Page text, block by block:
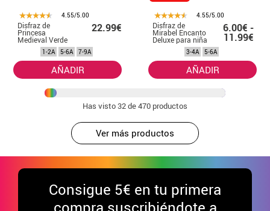
4.55/5.00
Disfraz de
Princesa
Medieval Verde
para niña
22.99€
1-2A 5-6A 7-9A
AÑADIR
4.55/5.00
Disfraz de
Mirabel Encanto
Deluxe para niña
6.00€ -
11.99€
3-4A 5-6A
AÑADIR
Has visto32de 470 productos
Ver más productos
Consigue 5€ en tu primera